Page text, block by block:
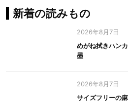
新着の読みもの
2026年8月7日
めがね拭きハン
墨
2026年8月7日
サイズフリーの